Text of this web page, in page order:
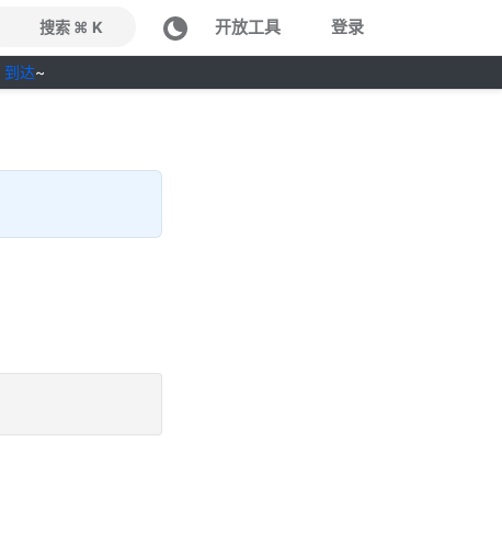
搜索 ⌘ K 开放工具 登录
到达~